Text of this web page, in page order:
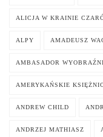
ALICJA W KRAINIE
ALPY AMADEUSZ
AMBASADOR WYOBRAŹNI
AMERYKAŃSKIE
ANDREW CHILD
ANDRZEJ MATHIASZ